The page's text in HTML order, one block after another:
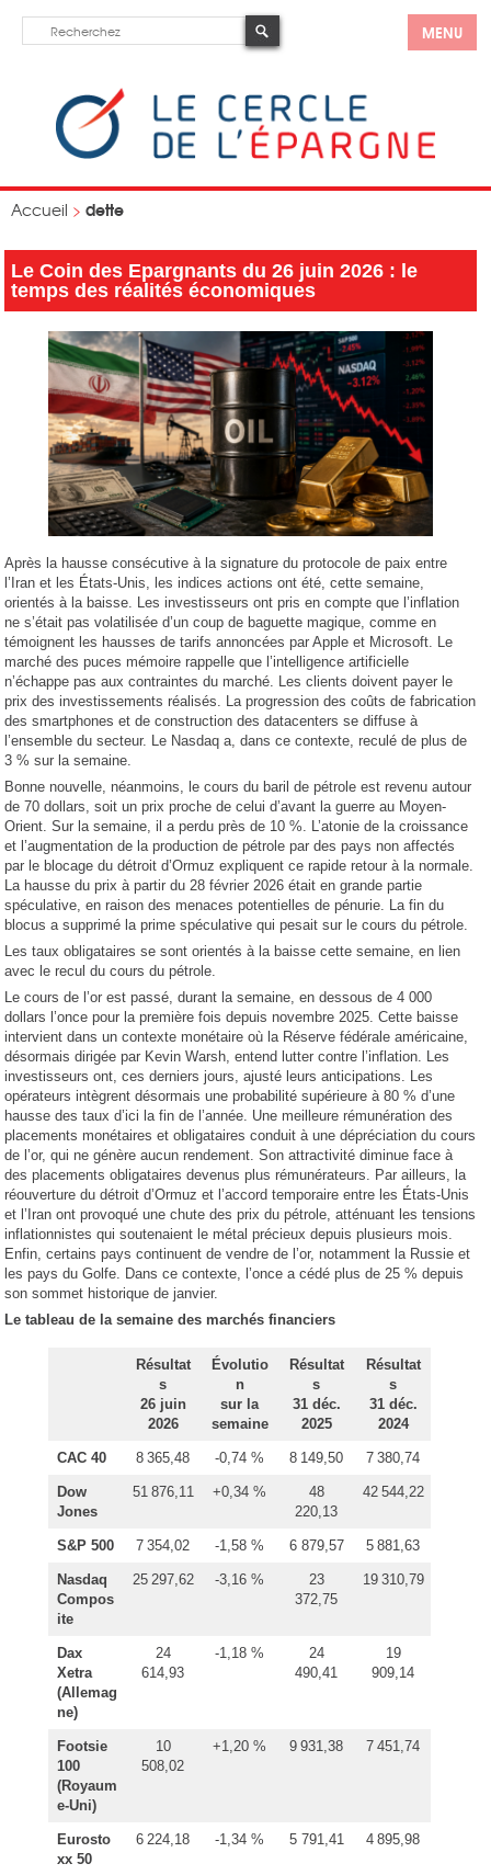
MENU
Accueil > dette
Le Coin des Epargnants du 26 juin 2026 : le
temps des réalités économiques
Après la hausse consécutive à la signature du protocole de paix entre
l’Iran et les États-Unis, les indices actions ont été, cette semaine,
orientés à la baisse. Les investisseurs ont pris en compte que l’inflation
ne s’était pas volatilisée d’un coup de baguette magique, comme en
témoignent les hausses de tarifs annoncées par Apple et Microsoft. Le
marché des puces mémoire rappelle que l’intelligence artificielle
n’échappe pas aux contraintes du marché. Les clients doivent payer le
prix des investissements réalisés. La progression des coûts de fabrication
des smartphones et de construction des datacenters se diffuse à
l’ensemble du secteur. Le Nasdaq a, dans ce contexte, reculé de plus de
3 % sur la semaine.
Bonne nouvelle, néanmoins, le cours du baril de pétrole est revenu autour
de 70 dollars, soit un prix proche de celui d’avant la guerre au Moyen-
Orient. Sur la semaine, il a perdu près de 10 %. L’atonie de la croissance
et l’augmentation de la production de pétrole par des pays non affectés
par le blocage du détroit d’Ormuz expliquent ce rapide retour à la normale.
La hausse du prix à partir du 28 février 2026 était en grande partie
spéculative, en raison des menaces potentielles de pénurie. La fin du
blocus a supprimé la prime spéculative qui pesait sur le cours du pétrole.
Les taux obligataires se sont orientés à la baisse cette semaine, en lien
avec le recul du cours du pétrole.
Le cours de l’or est passé, durant la semaine, en dessous de 4 000
dollars l’once pour la première fois depuis novembre 2025. Cette baisse
intervient dans un contexte monétaire où la Réserve fédérale américaine,
désormais dirigée par Kevin Warsh, entend lutter contre l’inflation. Les
investisseurs ont, ces derniers jours, ajusté leurs anticipations. Les
opérateurs intègrent désormais une probabilité supérieure à 80 % d’une
hausse des taux d’ici la fin de l’année. Une meilleure rémunération des
placements monétaires et obligataires conduit à une dépréciation du cours
de l’or, qui ne génère aucun rendement. Son attractivité diminue face à
des placements obligataires devenus plus rémunérateurs. Par ailleurs, la
réouverture du détroit d’Ormuz et l’accord temporaire entre les États-Unis
et l’Iran ont provoqué une chute des prix du pétrole, atténuant les tensions
inflationnistes qui soutenaient le métal précieux depuis plusieurs mois.
Enfin, certains pays continuent de vendre de l’or, notamment la Russie et
les pays du Golfe. Dans ce contexte, l’once a cédé plus de 25 % depuis
son sommet historique de janvier.
Le tableau de la semaine des marchés financiers
Résultat
s
26 juin
2026
Évolutio
n
sur la
semaine
Résultat
s
31 déc.
2025
Résultat
s
31 déc.
2024
CAC 40 8 365,48 -0,74 % 8 149,50 7 380,74
Dow
Jones
51 876,11 +0,34 %
48
220,13
42 544,22
S&P 500 7 354,02 -1,58 % 6 879,57 5 881,63
Nasdaq
Compos
ite
25 297,62 -3,16 %
23
372,75
19 310,79
Dax
Xetra
(Allemag
ne)
24
614,93
-1,18 %
24
490,41
19
909,14
Footsie
100
(Royaum
e-Uni)
10
508,02
+1,20 % 9 931,38 7 451,74
Eurosto
xx 50
6 224,18 -1,34 % 5 791,41 4 895,98